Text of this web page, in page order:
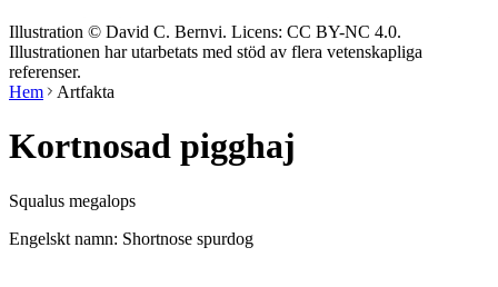
Illustration © David C. Bernvi. Licens: CC BY-NC 4.0.
Illustrationen har utarbetats med stöd av flera vetenskapliga
referenser.
Hem
Artfakta
Kortnosad pigghaj
Squalus megalops
Engelskt namn: Shortnose spurdog